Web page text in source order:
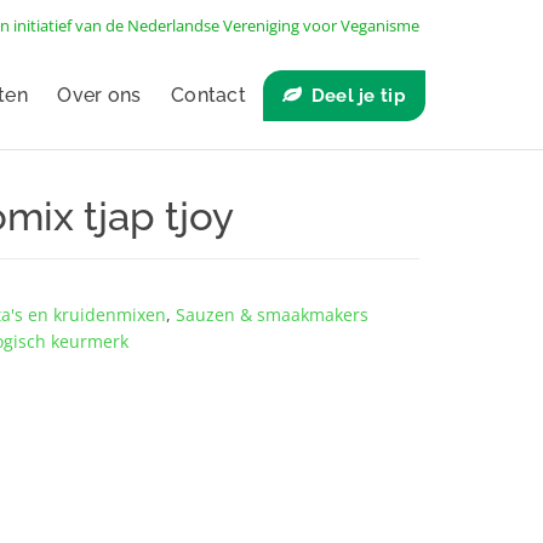
initiatief van de Nederlandse Vereniging voor Veganisme
Over ons Contact Deel je tip
tjap tjoy
en kruidenmixen,Sauzen & smaakmakers
keurmerk